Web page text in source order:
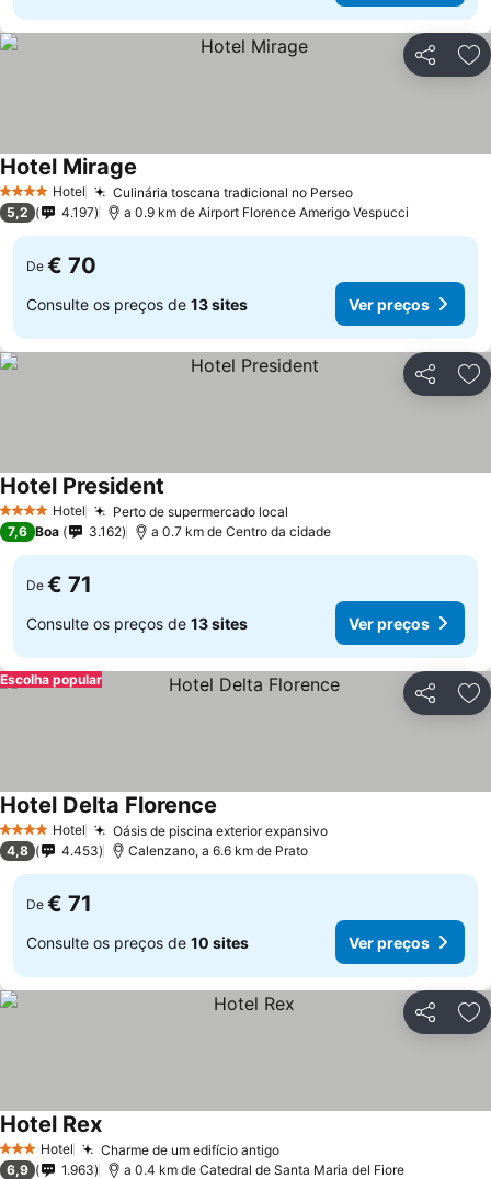
Partilhar
4 EstrelasHotel Culinária toscana tradicional no Perseo
Hotel Mirage
5,2 4.197 a 0.9 km de Airport Florence Amerigo Vespucci
De € 70
Consulte os preços de 13 sites Ver preços
Partilhar
4 EstrelasHotel Perto de supermercado local
Hotel President
7,6 Boa 3.162 a 0.7 km de Centro da cidade
De € 71
Consulte os preços de 13 sites Ver preços
Partilhar
Escolha popular
4 EstrelasHotel Oásis de piscina exterior expansivo
Hotel Delta Florence
4,8 4.453 Calenzano, a 6.6 km de Prato
De € 71
Consulte os preços de 10 sites Ver preços
Partilhar
3 EstrelasHotel Charme de um edifício antigo
Hotel Rex
6,9 1.963 a 0.4 km de Catedral de Santa Maria del Fiore